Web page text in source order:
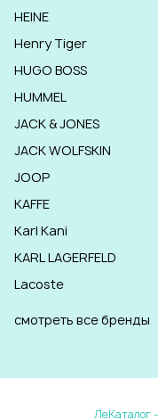
HEINE
Henry Tiger
HUGO BOSS
HUMMEL
JACK & JONES
JACK WOLFSKIN
JOOP
KAFFE
Karl Kani
KARL LAGERFELD
Lacoste
смотреть все бренды
ЛеКаталог -